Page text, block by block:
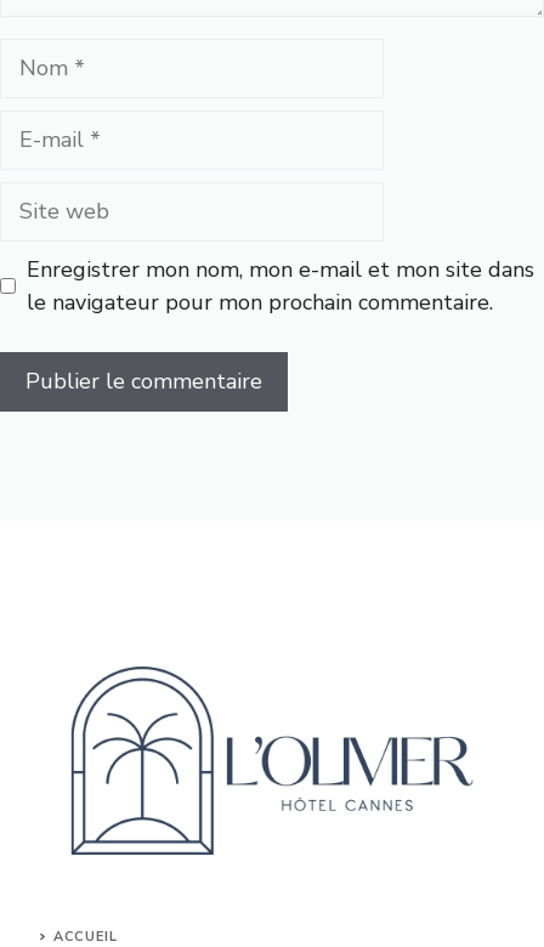
Nom
Site
Enregistrer mon nom, mon e-mail et mon site dans
le navigateur pour mon prochain commentaire.
ACCUEIL